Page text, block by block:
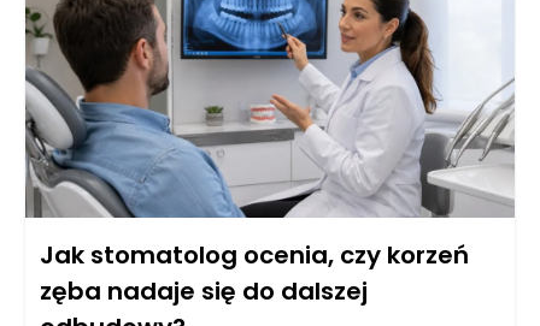
taka decyzja jest zasadne, a także jak skutecznie
przeprowadzić kolejne etapy terapii protetycznej, aby pacjent
mógł cieszyć się zdrowym uśmiechem.
Jak stomatolog ocenia, czy korzeń
zęba nadaje się do dalszej